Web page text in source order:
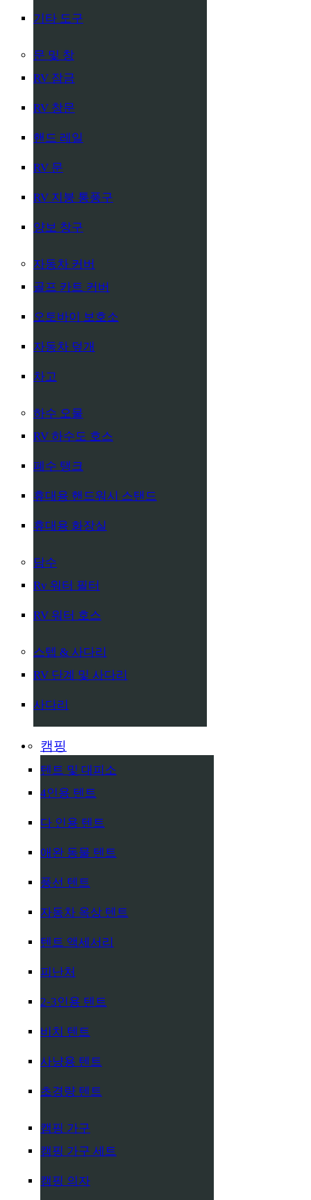
기타 도구
문 및 창
RV 잠금
RV 창문
핸드 레일
RV 문
RV 지붕 통풍구
양보 창구
자동차 커버
골프 카트 커버
오토바이 보호소
자동차 덮개
차고
하수 오물
RV 하수도 호스
폐수 탱크
휴대용 핸드워시 스탠드
휴대용 화장실
담수
Rv 워터 필터
RV 워터 호스
스텝 & 사다리
RV 단계 및 사다리
사다리
캠핑
텐트 및 대피소
4인용 텐트
다 인용 텐트
애완 동물 텐트
풍선 텐트
자동차 옥상 텐트
텐트 액세서리
피난처
2-3인용 텐트
비치 텐트
사냥용 텐트
초경량 텐트
캠핑 가구
캠핑 가구 세트
캠핑 의자